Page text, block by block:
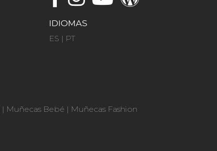
IDIOMAS
ES | PT
| Muñecas Bebé | Muñecas Fashion